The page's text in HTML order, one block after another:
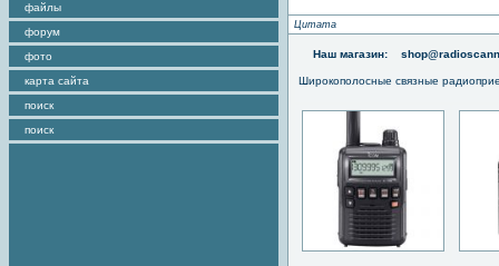
файлы
форум
фото
карта сайта
поиск
поиск
Цитата
Наш магазин:
Широкополосные связные